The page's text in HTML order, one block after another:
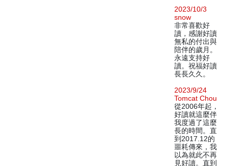
2023/10/3
snow
非常喜歡好
讀，感謝好讀
無私的付出與
陪伴的歲月。
永遠支持好
讀。祝福好讀
長長久久。
2023/9/24
Tomcat Chou
從2006年起，
好讀就這麼伴
我度過了這麼
長的時間。直
到2017.12的
噩耗傳來，我
以為就此不再
見好讀。直到